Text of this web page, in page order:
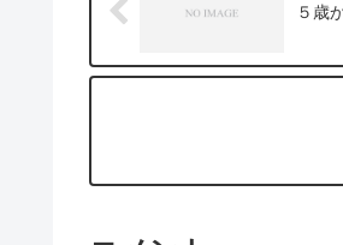
５歳